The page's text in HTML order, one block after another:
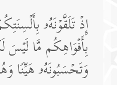
إِذۡ تَلَقَّوۡنَهُۥ
بِأَفۡوَاهِكُم مَّا
وَتَحۡسَبُونَهُۥ هَیِّنࣰا